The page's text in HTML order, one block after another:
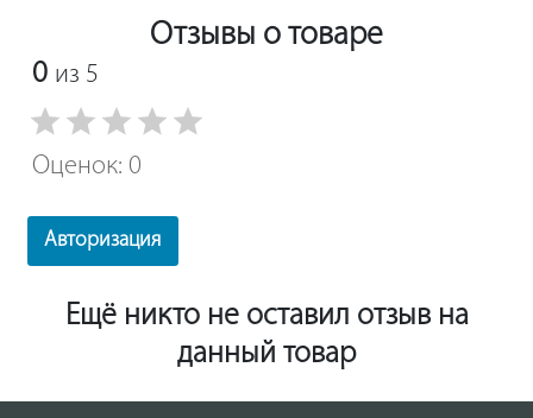
Отзывы о товаре
0 из 5
Оценок: 0
Авторизация
Ещё никто не оставил отзыв на
данный товар